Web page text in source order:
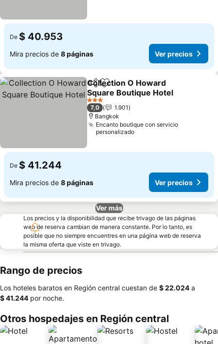
De $ 40.953
Mira precios de 8 páginas Ver precios
CompartirAgregar a favoritos
Collection O Howard
Square Boutique Hotel
Ver precios
3 Estrellas
7,0
1.901
Bangkok
Encanto boutique con servicio
personalizado
De $ 41.244
Mira precios de 8 páginas Ver precios
Ver más
Los precios y la disponibilidad que recibe trivago de las páginas
web de reserva cambian de manera constante. Por lo tanto, es
posible que no siempre encuentres en una página web de reserva
la misma oferta que viste en trivago.
Rango de precios
Los hoteles baratos en Región central cuestan de ‎$ 22.024 a
‎$ 41.244 por noche.
Otros hospedajes en Región central